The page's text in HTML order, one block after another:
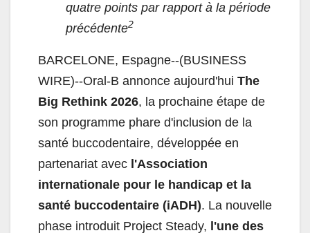
quatre points par rapport à la période
précédente2
BARCELONE, Espagne--(BUSINESS
WIRE)--Oral‑B annonce aujourd'hui The
Big Rethink 2026, la prochaine étape de
son programme phare d'inclusion de la
santé buccodentaire, développée en
partenariat avec l'Association
internationale pour le handicap et la
santé buccodentaire (iADH). La nouvelle
phase introduit Project Steady, l'une des